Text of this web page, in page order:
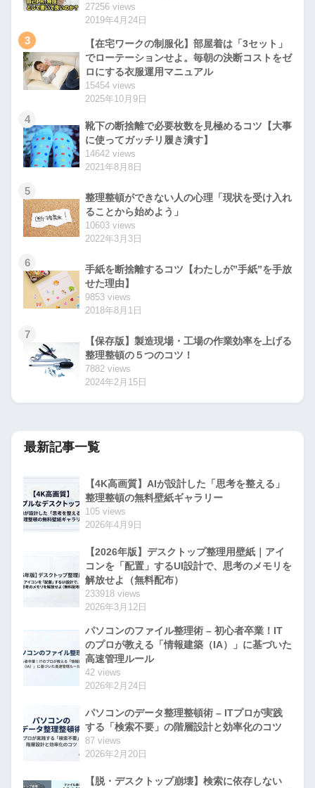
27256 views
2019年4月24日
3
【在宅ワークの制服化】部屋着は「3セット」
でローテーションせよ。毎朝の決断コストをゼ
ロにする衣服運用マニュアル
15454 views
2025年10月9日
4
靴下の断捨離で必要枚数を見極めるコツ【大事
に使ってガッチリ履き潰す】
14642 views
2021年8月8日
5
整理整頓ができない人の心理「現状を受け入れ
ることから始めよう」
10603 views
2022年3月3日
6
手紙を断捨離するコツ【わたしが”手紙”を手放
せた理由】
9853 views
2018年8月1日
7
【保存版】製造現場・工場の作業効率を上げる
整理整頓の５つのコツ！
7882 views
2024年2月15日
最新記事一覧
【4K高画質】AIが設計した「思考を整える」
整理整頓の無料壁紙ギャラリー
105 views
2026年4月9日
【2026年版】デスクトップ整理用壁紙｜アイ
コンを「配置」するUI設計で、思考のメモリを
解放せよ（無料配布）
233918 views
2026年3月12日
パソコンのファイル整理術 – 初心者卒業！IT
のプロが教える「情報建築（IA）」に基づいた
高速管理ルール
42 views
2026年2月24日
パソコンのデータ整理整頓術 – ITプロが実践
する「検索不要」の階層設計と効率化のコツ
87 views
2026年2月20日
【脱・デスクトップ崩壊】検索に依存しない